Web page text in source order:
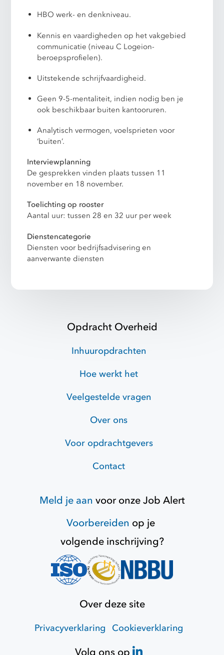
HBO werk- en denkniveau.
Kennis en vaardigheden op het vakgebied
communicatie (niveau C Logeion-
beroepsprofielen).
Uitstekende schrijfvaardigheid.
Geen 9-5-mentaliteit, indien nodig ben je
ook beschikbaar buiten kantooruren.
Analytisch vermogen, voelsprieten voor
‘buiten’.
Interviewplanning
De gesprekken vinden plaats tussen 11
november en 18 november.
Toelichting op rooster
Aantal uur: tussen 28 en 32 uur per week
Dienstencategorie
Diensten voor bedrijfsadvisering en
aanverwante diensten
Opdracht Overheid
Inhuuropdrachten
Hoe werkt het
Veelgestelde vragen
Over ons
Voor opdrachtgevers
Contact
Meld je aan voor onzeJob Alert
Voorbereiden op je
volgende inschrijving?
Over deze site
Privacyverklaring Cookieverklaring
Volg ons op